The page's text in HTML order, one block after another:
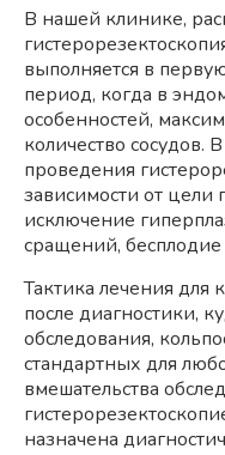
В нашей клинике,
выполняется в
период, когда в
особенностей,
количество сосудов.
проведения
зависимости от
исключение
сращений,
Тактика лечения для
после диагностики,
обследования,
стандартных для
вмешательства
назначена